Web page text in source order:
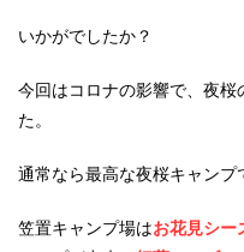
いかがでしたか？
今回はコロナの影響で、夜桜
た。
通常なら最高な夜桜キャンプ
笠置キャンプ場はお花見シー